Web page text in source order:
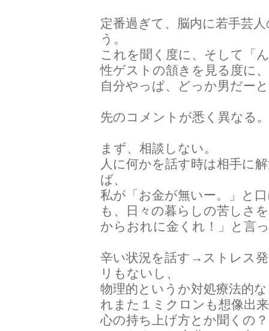
定番過ぎて、脳内に若手芸
う。
これを聞く度に、そして「
性ゲストの頷きを見る度に、
自分やっぱ、どっか男だー
先のコメントが悉く異なる
まず、相談しない。
人に何かを話す時は相手に
ば、
私が「お金が無いー。」と
も、日々の暮らしの苦しさ
からおれに金くれ！」と言
辛い状況を話す→ストレス
リもないし、
物理的というか対処療法的
れまた１ミクロンも想像出
心の持ち上げ方とか聞くの？